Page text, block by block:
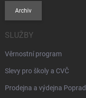
Archiv
SLUŽBY
Věrnostní program
Slevy pro školy a CVČ
Prodejna a výdejna Poprad